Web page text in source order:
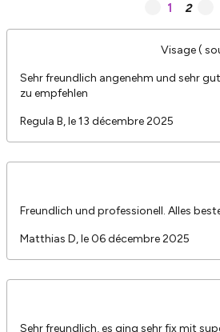
1 2
Visage (
Sehr freundlich angenehm und sehr
zu empfehlen
Regula B, le 13 décembre 2025
Freundlich und professionell. Alles
Matthias D, le 06 décembre 2025
Sehr freundlich, es ging sehr fix mit